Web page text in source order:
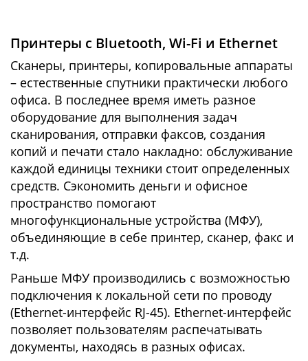
Принтеры с Bluetooth, Wi-Fi и Ethernet
Сканеры, принтеры, копировальные аппараты
– естественные спутники практически любого
офиса. В последнее время иметь разное
оборудование для выполнения задач
сканирования, отправки факсов, создания
копий и печати стало накладно: обслуживание
каждой единицы техники стоит определенных
средств. Сэкономить деньги и офисное
пространство помогают
многофункциональные устройства (МФУ),
объединяющие в себе принтер, сканер, факс и
т.д.
Раньше МФУ производились с возможностью
подключения к локальной сети по проводу
(Ethernet-интерфейс RJ-45). Ethernet-интерфейс
позволяет пользователям распечатывать
документы, находясь в разных офисах.